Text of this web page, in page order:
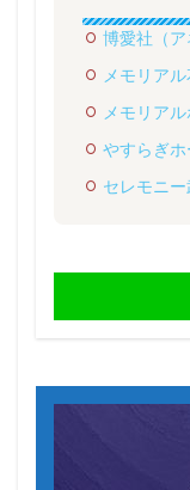
博愛社（ア
メモリア
メモリア
やすらぎホ
セレモニ